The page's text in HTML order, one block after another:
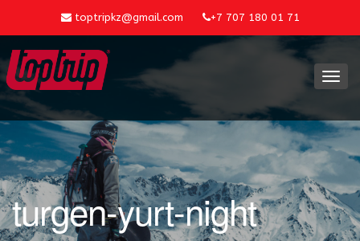
toptripkz@gmail.com +7 707 180 01 71
turgen-yurt-night